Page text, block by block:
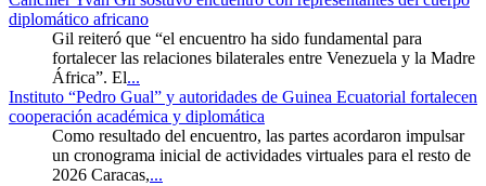
diplomático africano
Gil reiteró que “el encuentro ha sido fundamental para
fortalecer las relaciones bilaterales entre Venezuela y la Madre
África”. El...
Instituto “Pedro Gual” y autoridades de Guinea Ecuatorial fortalecen
cooperación académica y diplomática
Como resultado del encuentro, las partes acordaron impulsar
un cronograma inicial de actividades virtuales para el resto de
2026 Caracas,...